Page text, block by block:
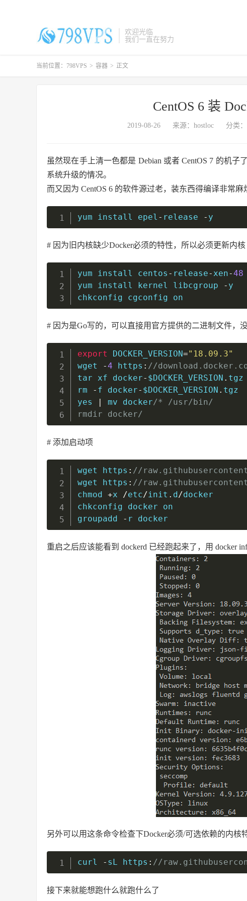
欢迎光临
我们一直在努力
当前位置： 798VPS > 容器 > 正文
CentOS 6 装
2019-08-26 来源：hostloc 分类：
虽然现在手上清一色都是 Debian 或者 CentOS 7 的机
系统升级的情况。
而又因为 CentOS 6 的软件源过老，装东西得编译非常
yum install epel - release - y
# 因为旧内核缺少Docker必须的特性，所以必须更新内核
yum install centos - release- xen-48
yum install kernel libcgroup
- y
chkconfig cgconfig on
# 因为是Go写的，可以直接用官方提供的二进制文件，
export DOCKER_VERSION="18.09.3"
wget
-4 https : //
tar xf docker- $DOCKER_VERSION . tgz
rm
- f docker- $DOCKER_VERSION . tgz
yes
| mv docker/* /usr/bin/
rmdir docker/
# 添加启动项
wget https : //
wget https : //
chmod +x /etc/init . d/docker
chkconfig docker on
groupadd
- r docker
重启之后应该能看到 dockerd 已经跑起来了，用 docker
另外可以用这条命令检查下Docker必须/可选依赖的内核
curl - sL https : //
接下来就能想跑什么就跑什么了